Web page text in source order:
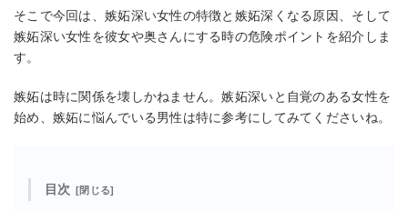
そこで今回は、嫉妬深い女性の特徴と嫉妬深くなる原因、そして
嫉妬深い女性を彼女や奥さんにする時の危険ポイントを紹介しま
す。
嫉妬は時に関係を壊しかねません。嫉妬深いと自覚のある女性を
始め、嫉妬に悩んでいる男性は特に参考にしてみてくださいね。
目次